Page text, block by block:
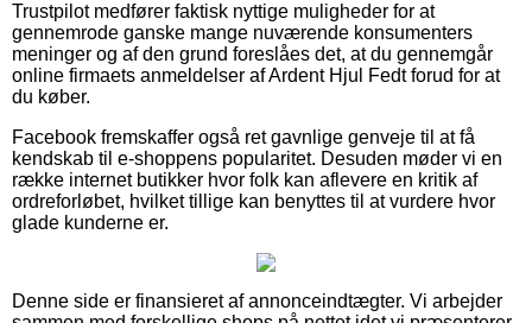
Trustpilot medfører faktisk nyttige muligheder for at
gennemrode ganske mange nuværende konsumenters
meninger og af den grund foreslåes det, at du gennemgår
online firmaets anmeldelser af Ardent Hjul Fedt forud for at
du køber.
Facebook fremskaffer også ret gavnlige genveje til at få
kendskab til e-shoppens popularitet. Desuden møder vi en
række internet butikker hvor folk kan aflevere en kritik af
ordreforløbet, hvilket tillige kan benyttes til at vurdere hvor
glade kunderne er.
Denne side er finansieret af annonceindtægter. Vi arbejder